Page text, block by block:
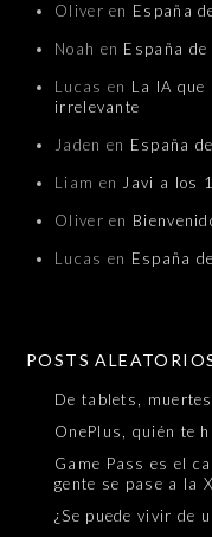
Oliver en España
Noah en España
Lucas en La IA
irrelevante
Jaden en España
Liam en Javi a los
Oliver en
Lucas en España
POSTS
De tablets,
OnePlus, quién te
Game Pass es el
gente se pase a la
¿Se puede vivir de